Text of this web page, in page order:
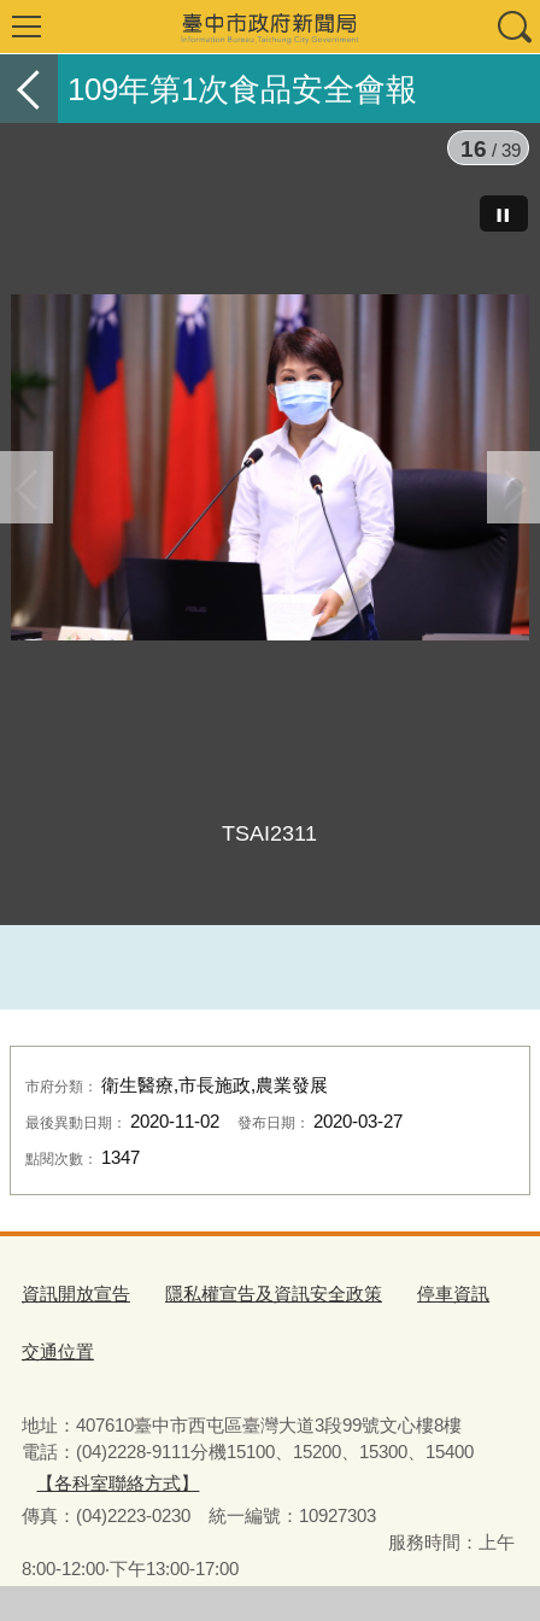
109年第1次食品安全會報
TSAI2341
17 / 39
市府分類： 衛生醫療,市長施政,農業發展
最後異動日期： 2020-11-02 發布日期： 2020-03-27
點閱次數： 1347
資訊開放宣告 隱私權宣告及資訊安全政策 停車資訊
交通位置
地址：407610臺中市西屯區臺灣大道3段99號文心樓8樓
電話：(04)2228-9111分機15100、15200、15300、15400
【各科室聯絡方式】
傳真：(04)2223-0230 統一編號 ： 10927303
服務時間：上午
8:00-12:00‧下午13:00-17:00